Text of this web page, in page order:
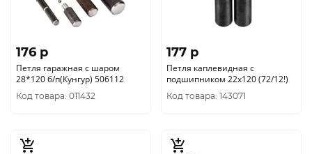
176 p
Петля гаражная с шаром
28*120 б/п(Кунгур) 506112
Код товара: 011432
177 p
Петля каплевидная с
подшипником 22х120 (72/12!)
Код товара: 143071